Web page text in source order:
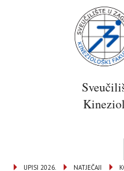
NATJEČAJI
UPISI 2026.